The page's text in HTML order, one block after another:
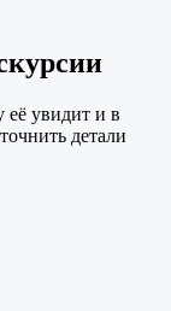
её увидит и в
детали